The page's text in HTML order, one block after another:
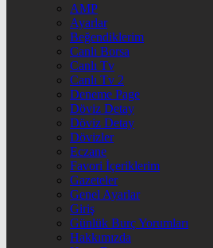
AMP
Ayarlar
Beğendiklerim
Canlı Borsa
Canlı Tv
Canlı Tv 2
Deneme Page
Döviz Detay
Döviz Detay
Dövizler
Eczane
Favori İçeriklerim
Gazeteler
Genel Ayarlar
Giriş
Günlük Burç Yorumları
Hakkımızda